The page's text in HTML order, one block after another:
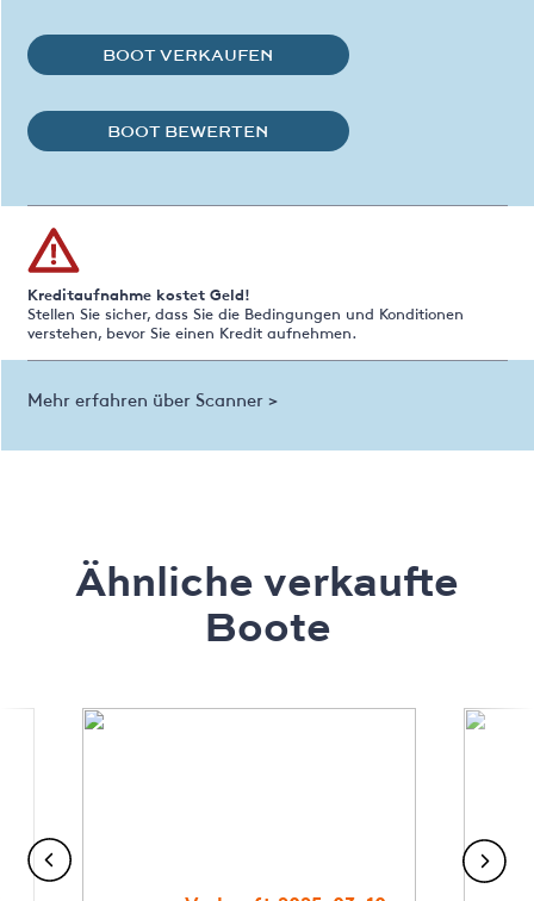
BOOT VERKAUFEN
BOOT BEWERTEN
Kreditaufnahme kostet Geld!
Stellen Sie sicher, dass Sie die Bedingungen und Konditionen
verstehen, bevor Sie einen Kredit aufnehmen.
Mehr erfahren über Scanner >
Ähnliche verkaufte
Boote